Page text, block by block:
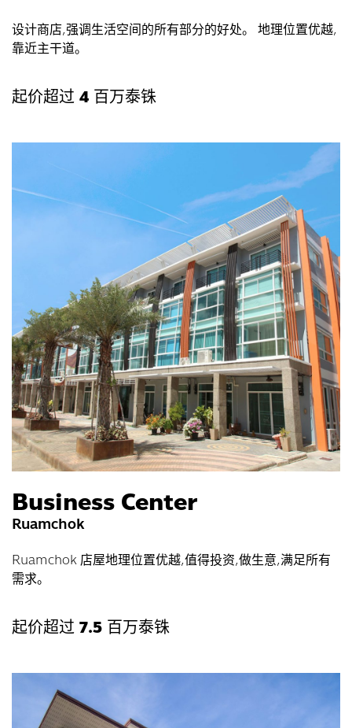
设计商店,强调生活空间的所有部分的好处。 地理位置优越,
靠近主干道。
起价超过4 百万泰铢
Business Center
Ruamchok
Ruamchok 店屋地理位置优越,值得投资,做生意,满足所有
需求。
起价超过7.5 百万泰铢